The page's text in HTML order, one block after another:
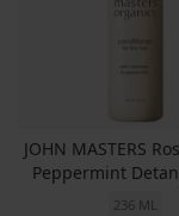
JOHN MASTERS
Peppermint
236 ML